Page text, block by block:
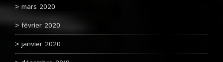
mars 2020
février 2020
janvier 2020